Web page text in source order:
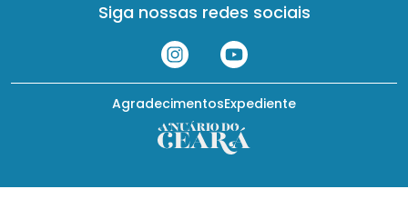
Siga nossas redes sociais
Expediente
Agradecimentos